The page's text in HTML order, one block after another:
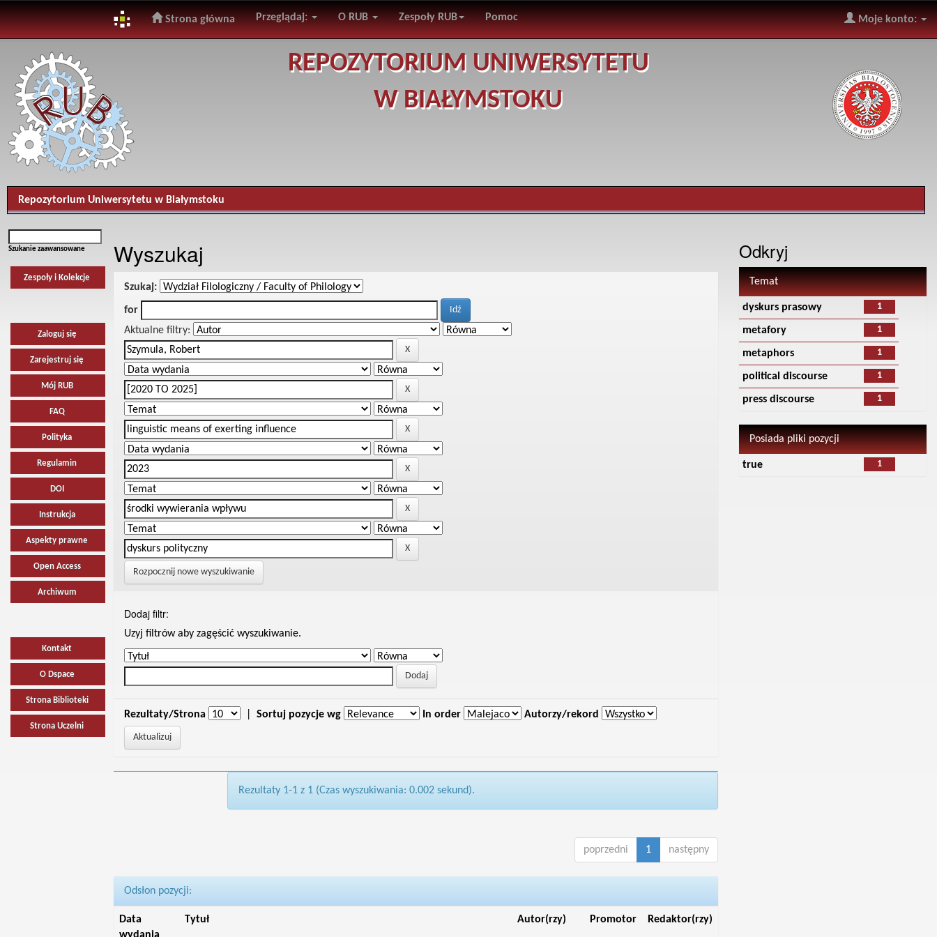
navigation
Strona główna Przeglądaj: O RUB Zespoły RUB Pomoc Moje konto:
REPOZYTORIUM UNIWERSYTETU
W BIAŁYMSTOKU
Repozytorium Uniwersytetu w Białymstoku
Szukanie zaawansowane
Zespoły i Kolekcje
Zaloguj się
Zarejestruj się
Mój RUB
FAQ
Polityka
Regulamin
DOI
Instrukcja
Aspekty prawne
Open Access
Archiwum
Kontakt
O Dspace
Strona Biblioteki
Strona Uczelni
Wyszukaj
Szukaj:
for
Aktualne filtry:
Rozpocznij nowe wyszukiwanie
Dodaj filtr:
Uzyj filtrów aby zagęścić wyszukiwanie.
Rezultaty/Strona Sortuj pozycje wg In order Autorzy/rekord
Rezultaty 1-1 z 1 (Czas wyszukiwania: 0.002 sekund).
poprzedni 1 następny
Odsłon pozycji:
Data
Tytuł Autor(rzy) Promotor Redaktor(rzy)
Odkryj
Temat
1
dyskurs prasowy
1
metafory
1
metaphors
1
political discourse
1
press discourse
Posiada pliki pozycji
1
true